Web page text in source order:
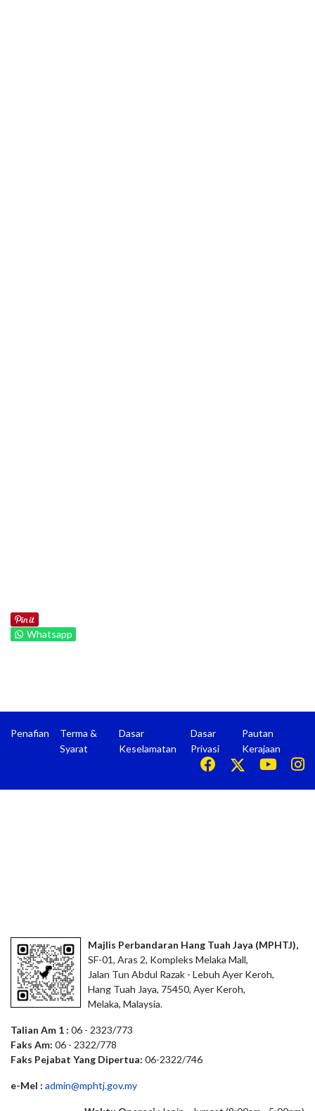
Whatsapp
Penafian
Terma &
Syarat
Dasar
Keselamatan
Dasar
Privasi
Pautan
Kerajaan
Majlis Perbandaran Hang Tuah Jaya (MPHTJ),
SF-01, Aras 2, Kompleks Melaka Mall,
Jalan Tun Abdul Razak - Lebuh Ayer Keroh,
Hang Tuah Jaya, 75450, Ayer Keroh,
Melaka, Malaysia.
Talian Am 1 : 06 - 2323/773
Faks Am: 06 - 2322/778
Faks Pejabat Yang Dipertua: 06-2322/746
e-Mel : admin@mphtj.gov.my